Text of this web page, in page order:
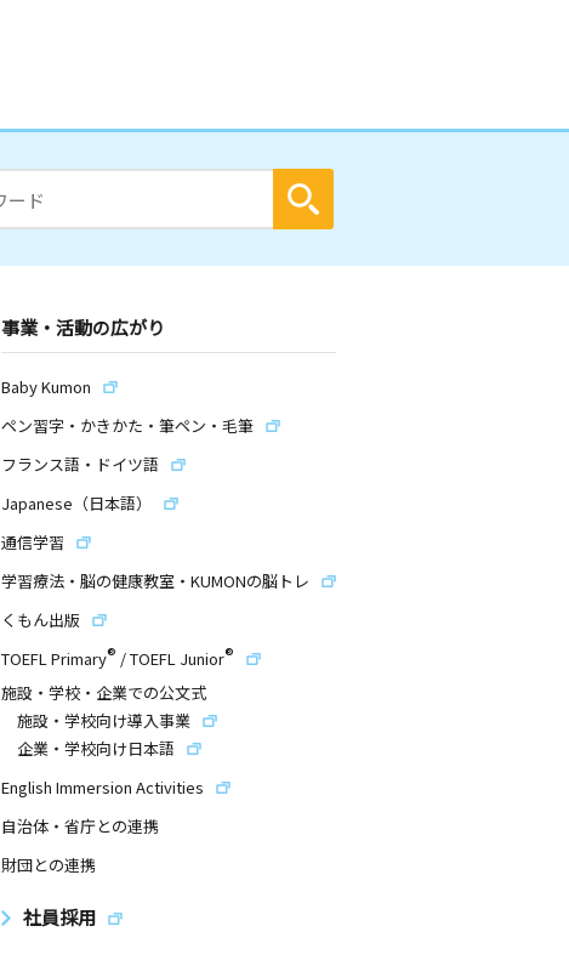
事業・活動の広がり
Baby Kumon
ペン習字・かきかた・筆ペン・毛筆
フランス語・ドイツ語
Japanese（日本語）
通信学習
学習療法・脳の健康教室・KUMONの脳トレ
くもん出版
TOEFL Primary® /TOEFL Junior®
施設・学校・企業での公文式
施設・学校向け導入事業
企業・学校向け日本語
English Immersion Activities
自治体・省庁との連携
財団との連携
社員採用